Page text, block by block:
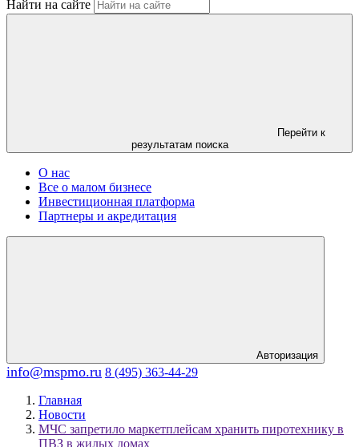
Найти на сайте
Перейти к
результатам поиска
О нас
Все о малом бизнесе
Инвестиционная платформа
Партнеры и акредитация
Авторизация
info@mspmo.ru 8 (495) 363-44-29
Главная
Новости
МЧС запретило маркетплейсам хранить пиротехнику в
ПВЗ в жилых домах